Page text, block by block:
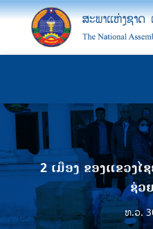
2 ເມືອງ ຂອງແຂວງໄ
ຊ່ວ
ທ.ວ.